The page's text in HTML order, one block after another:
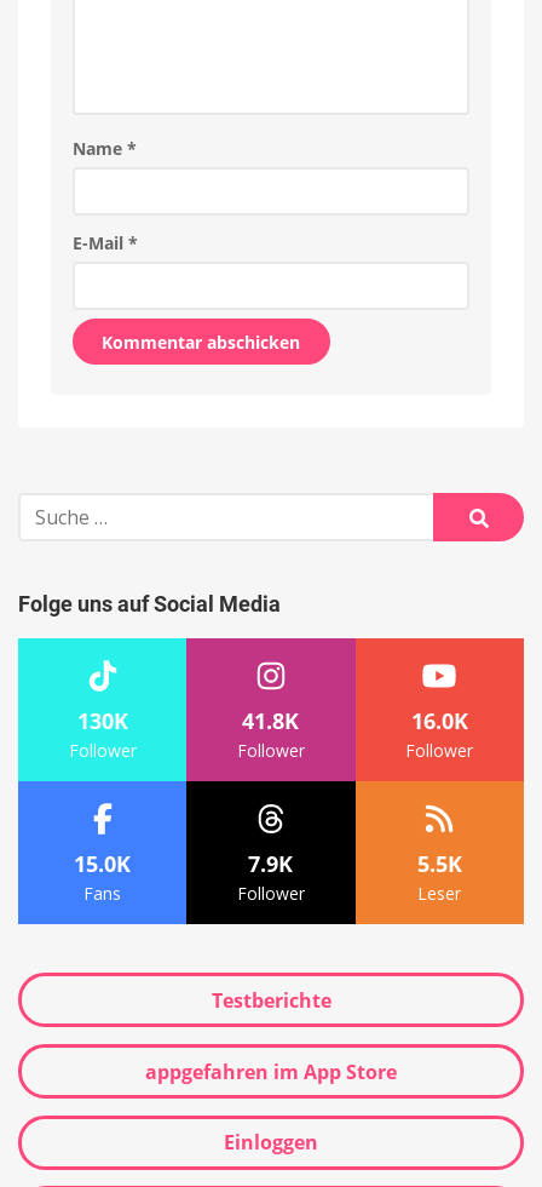
Name *
E-Mail *
Suche
nach:
Suche
Folge uns auf Social Media
130K
Follower
41.8K
Follower
16.0K
Follower
15.0K
Fans
7.9K
Follower
5.5K
Leser
Testberichte
appgefahren im App Store
Einloggen